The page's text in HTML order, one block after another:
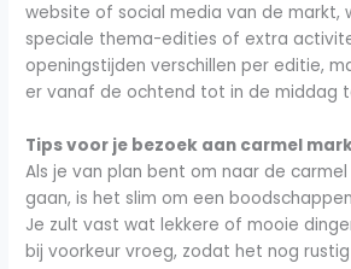
website of social media van de markt,
speciale thema-edities of extra
openingstijden verschillen per editie,
er vanaf de ochtend tot in de middag
Tips voor je bezoek aan carmel
Als je van plan bent om naar de
gaan, is het slim om een
Je zult vast wat lekkere of mooie
bij voorkeur vroeg, zodat het nog